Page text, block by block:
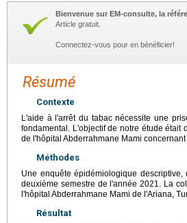
Bienvenue sur EM-consulte, la
Article gratuit.
Connectez-vous pour en bénéficier!
Résumé
Contexte
L'aide à l'arrêt du tabac nécessite une
fondamental. L'objectif de notre étude était
de l'hôpital Abderrahmane Mami
Méthodes
Une enquête épidémiologique
deuxième semestre de l'année 2021. La
l'hôpital Abderrahmane Mami de l'Ariana,
Résultat